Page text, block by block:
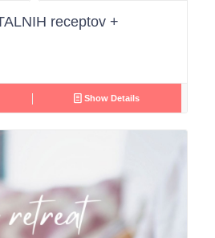
receptov +
Show Details